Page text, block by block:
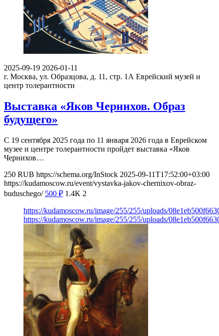
2025-09-19 2026-01-11
г. Москва, ул. Образцова, д. 11, стр. 1А Еврейский музей и
центр толерантности
Выставка «Яков Чернихов. Образ
будущего»
С 19 сентября 2025 года по 11 января 2026 года в Еврейском
музее и центре толерантности пройдет выставка «Яков
Чернихов…
250 RUB https://schema.org/InStock 2025-09-11T17:52:00+03:00
https://kudamoscow.ru/event/vystavka-jakov-chernixov-obraz-
buduschego/ 500 ₽ 1.4K 2
https://kudamoscow.ru/image/255/255/uploads/
https://kudamoscow.ru/image/255/255/uploads/